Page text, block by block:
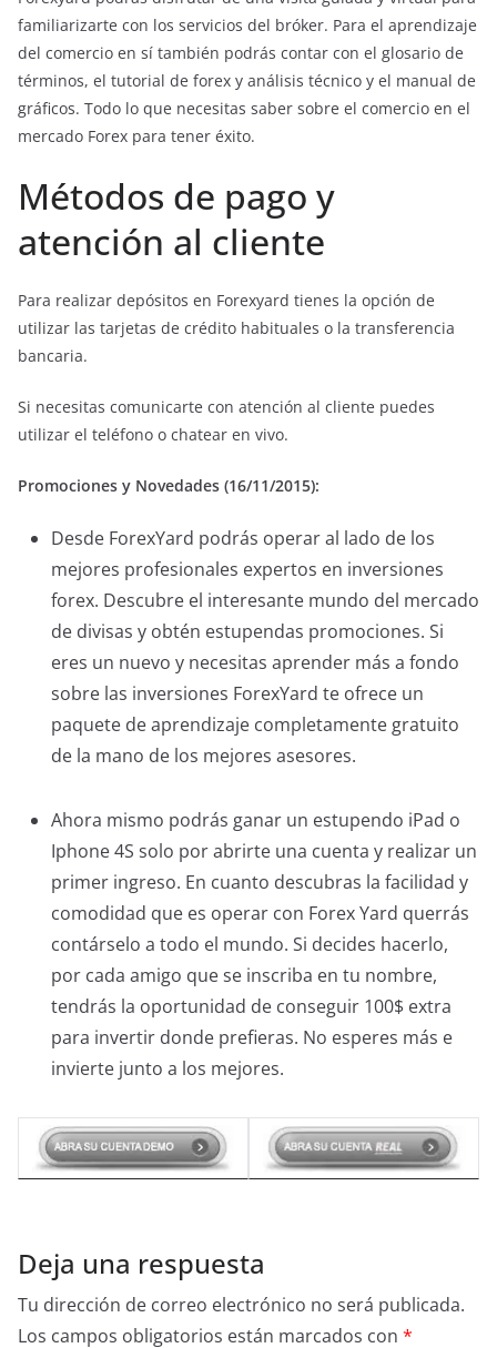
familiarizarte con los servicios del bróker. Para el aprendizaje
del comercio en sí también podrás contar con el glosario de
términos, el tutorial de forex y análisis técnico y el manual de
gráficos. Todo lo que necesitas saber sobre el comercio en el
mercado Forex para tener éxito.
Métodos de pago y
atención al cliente
Para realizar depósitos en Forexyard tienes la opción de
utilizar las tarjetas de crédito habituales o la transferencia
bancaria.
Si necesitas comunicarte con atención al cliente puedes
utilizar el teléfono o chatear en vivo.
Promociones y Novedades (16/11/2015):
Desde ForexYard podrás operar al lado de los
mejores profesionales expertos en inversiones
forex. Descubre el interesante mundo del mercado
de divisas y obtén estupendas promociones. Si
eres un nuevo y necesitas aprender más a fondo
sobre las inversiones ForexYard te ofrece un
paquete de aprendizaje completamente gratuito
de la mano de los mejores asesores.
Ahora mismo podrás ganar un estupendo iPad o
Iphone 4S solo por abrirte una cuenta y realizar un
primer ingreso. En cuanto descubras la facilidad y
comodidad que es operar con Forex Yard querrás
contárselo a todo el mundo. Si decides hacerlo,
por cada amigo que se inscriba en tu nombre,
tendrás la oportunidad de conseguir 100$ extra
para invertir donde prefieras. No esperes más e
invierte junto a los mejores.
Deja una respuesta
Tu dirección de correo electrónico no será publicada.
Los campos obligatorios están marcados con *